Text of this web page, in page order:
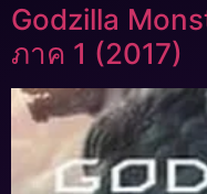
Godzilla
ภาค 1 (2017)